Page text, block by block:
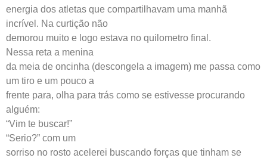
energia dos atletas que compartilhavam uma manhã
incrível. Na curtição não
demorou muito e logo estava no quilometro final.
Nessa reta a menina
da meia de oncinha (descongela a imagem) me passa como
um tiro e um pouco a
frente para, olha para trás como se estivesse procurando
alguém:
“Vim te buscar!”
“Serio?” com um
sorriso no rosto acelerei buscando forças que tinham se